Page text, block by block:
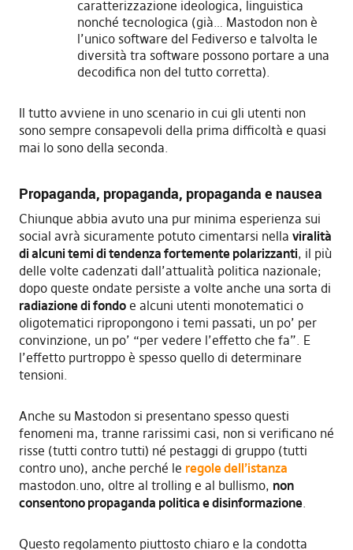
caratterizzazione ideologica, linguistica
nonché tecnologica (già… Mastodon non è
l’unico software del Fediverso e talvolta le
diversità tra software possono portare a una
decodifica non del tutto corretta).
Il tutto avviene in uno scenario in cui gli utenti non
sono sempre consapevoli della prima difficoltà e quasi
mai lo sono della seconda.
Propaganda, propaganda, propaganda e nausea
Chiunque abbia avuto una pur minima esperienza sui
social avrà sicuramente potuto cimentarsi nella viralità
di alcuni temi di tendenza fortemente polarizzanti, il più
delle volte cadenzati dall’attualità politica nazionale;
dopo queste ondate persiste a volte anche una sorta di
radiazione di fondoe alcuni utenti monotematici o
oligotematici ripropongono i temi passati, un po’ per
convinzione, un po’ “per vedere l’effetto che fa”. E
l’effetto purtroppo è spesso quello di determinare
tensioni.
Anche su Mastodon si presentano spesso questi
fenomeni ma, tranne rarissimi casi, non si verificano né
risse (tutti contro tutti) né pestaggi di gruppo (tutti
contro uno), anche perché le regole dell’istanza
mastodon.uno, oltre al trolling e al bullismo, non
consentono propaganda politica e disinformazione.
Questo regolamento piuttosto chiaro e la condotta